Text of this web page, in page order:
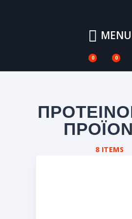
MENU
0 0
8 ITEMS